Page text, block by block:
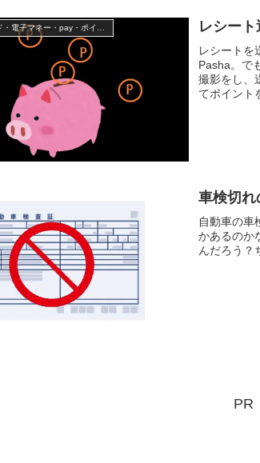
クレジットカード・電子マネー・pay・ポイント レシー
レシートを
Pasha。で
撮影をし、
てポイント
車検切れ
自動車の車
かあるのか
んだろう？
PR